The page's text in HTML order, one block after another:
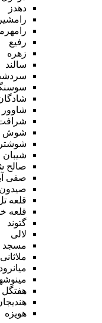
دهدز
رامشیر
رفیع
زهره
سالند
شاوور
شوش
شوشتر
شیبان
صالح
صفی
صیدون
قلعه
قلعه
گتوند
لالی
مسجد
ملاثانی
میانرود
هفتگل
هویزه